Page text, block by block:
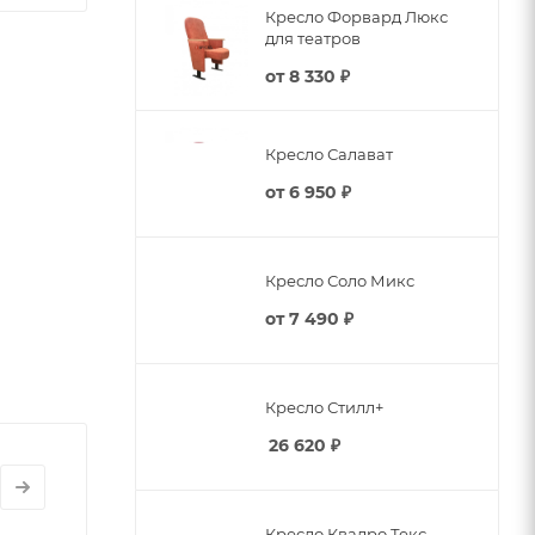
Кресло Форвард Люкс
для театров
от8 330 ₽
Кресло Салават
от6 950 ₽
Кресло Соло Микс
от7 490 ₽
Кресло Стилл+
26 620 ₽